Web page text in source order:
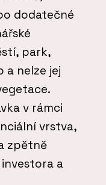
dodatečné
park,
a nelze jej
v rámci
vrstva,
zpětně
a